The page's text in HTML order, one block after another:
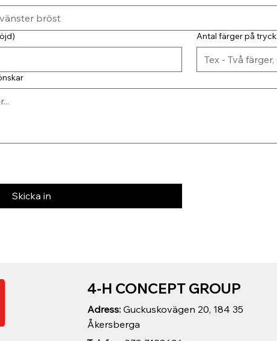
Antal färger på tryck
Skicka in
Adress: Guckuskovägen 20, 184 35
Åkersberga
4-H CONCEPT GROUP